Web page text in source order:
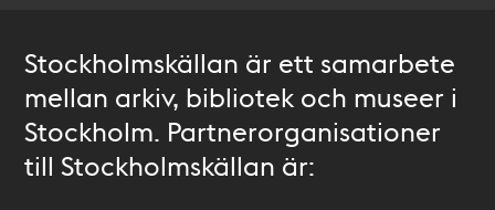
Stockholmskällan är ett samarbete
mellan arkiv, bibliotek och museer i
Stockholm. Partnerorganisationer
till Stockholmskällan är: